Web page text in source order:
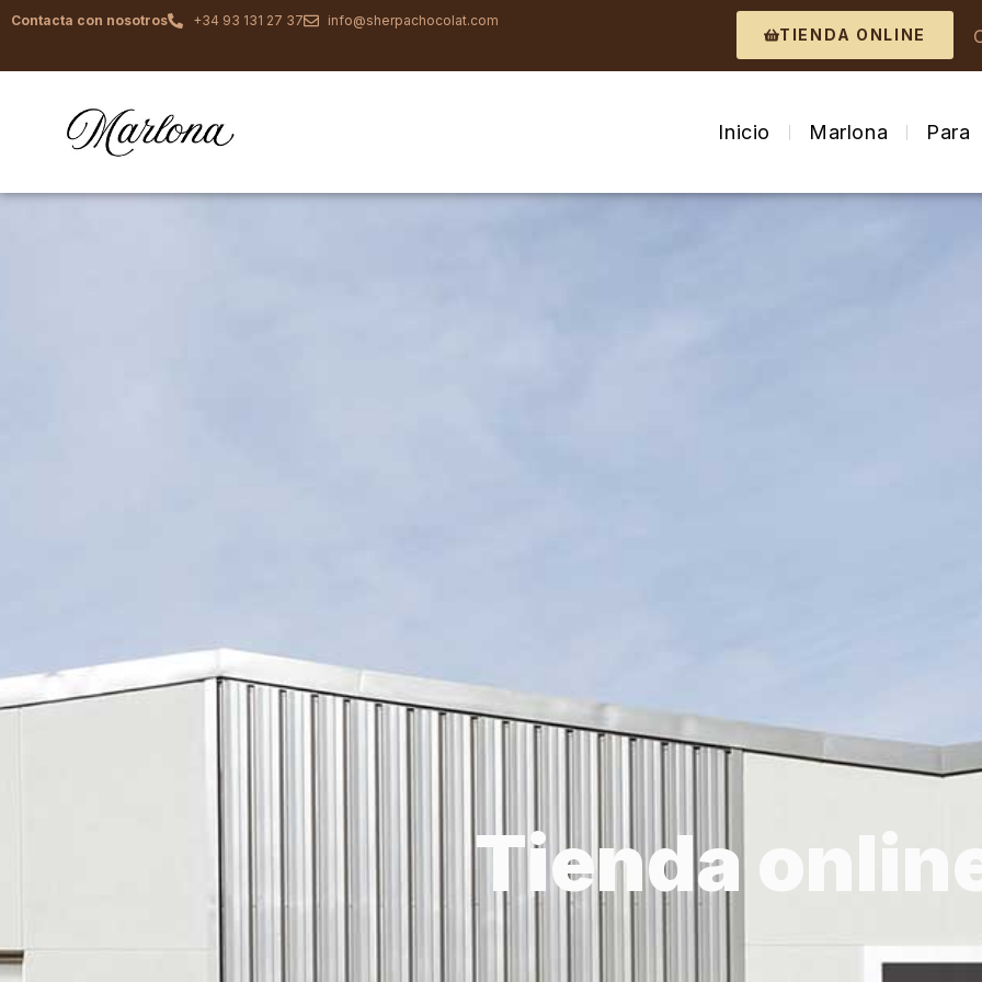
Contacta con nosotros +34 93 131 27 37 info@sherpachocolat.com
TIENDA ONLINE
Inicio Marlona Para
Tienda